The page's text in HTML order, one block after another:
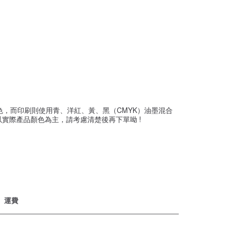
而印刷則使用青、洋紅、黃、黑（CMYK）油墨混合
際產品顏色為主，請考慮清楚後再下單呦 !
運費